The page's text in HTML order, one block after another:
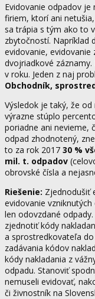
Evidovanie odpadov je
firiem, ktorí ani
sa trápia s tým ako to
zbytočností. Napríklad
evidovanie,
dvojriadkové
v roku. Jeden z naj
Obchodník,
Výsledok je taký, že
výrazne stúplo
poriadne ani nevieme,
odpad zhodnotený,
to za rok 2017 30 %
mil. t. odpadov
obrovské čísla a
Riešenie: Zjednodušiť
evidovanie
len odovzdané
zjednotiť kódy
a sprostredkovateľa
zadávania kódov
kódy nakladania z
odpadu. Stanoviť
nemuseli evidovať,
či živnostník na